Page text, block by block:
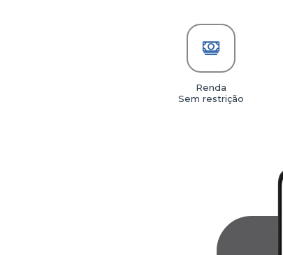
Renda
Sem restrição